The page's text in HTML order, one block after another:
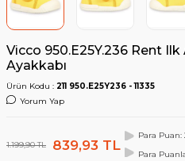
Vicco 950.E25Y.236 Rent Ilk
Ayakkabı
Ürün Kodu : 211 950.E25Y236 - 11335
Yorum Yap
1.199,90TL 839,93 TL
Para Puan:
Para